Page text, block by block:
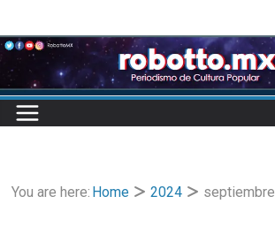
to
content
You are here: Home 2024 septiembre